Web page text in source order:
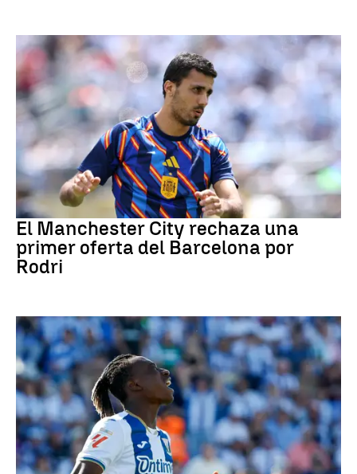
Fútbol
El Manchester City rechaza una
primer oferta del Barcelona por
Rodri